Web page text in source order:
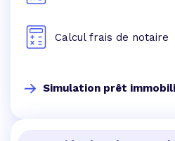
Calcul frais de notaire
Simulation prêt